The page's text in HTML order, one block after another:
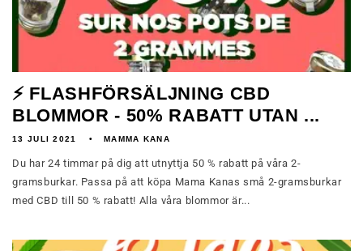
⚡ FLASHFÖRSÄLJNING CBD
BLOMMOR - 50% RABATT UTAN ...
13 JULI 2021 MAMMA KANA
Du har 24 timmar på dig att utnyttja 50 % rabatt på våra 2-
gramsburkar. Passa på att köpa Mama Kanas små 2-gramsburkar
med CBD till 50 % rabatt! Alla våra blommor är...